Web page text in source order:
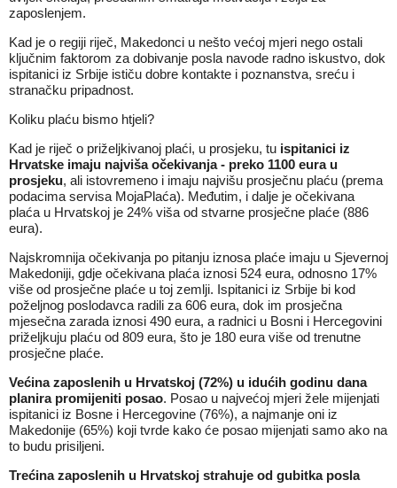
zaposlenjem.
Kad je o regiji riječ, Makedonci u nešto većoj mjeri nego ostali
ključnim faktorom za dobivanje posla navode radno iskustvo, dok
ispitanici iz Srbije ističu dobre kontakte i poznanstva, sreću i
stranačku pripadnost.
Koliku plaću bismo htjeli?
Kad je riječ o priželjkivanoj plaći, u prosjeku, tu ispitanici iz
Hrvatske imaju najviša očekivanja - preko 1100 eura u
prosjeku, ali istovremeno i imaju najvišu prosječnu plaću (prema
podacima servisa MojaPlaća). Međutim, i dalje je očekivana
plaća u Hrvatskoj je 24% viša od stvarne prosječne plaće (886
eura).
Najskromnija očekivanja po pitanju iznosa plaće imaju u Sjevernoj
Makedoniji, gdje očekivana plaća iznosi 524 eura, odnosno 17%
više od prosječne plaće u toj zemlji. Ispitanici iz Srbije bi kod
poželjnog poslodavca radili za 606 eura, dok im prosječna
mjesečna zarada iznosi 490 eura, a radnici u Bosni i Hercegovini
priželjkuju plaću od 809 eura, što je 180 eura više od trenutne
prosječne plaće.
Većina zaposlenih u Hrvatskoj (72%) u idućih godinu dana
planira promijeniti posao. Posao u najvećoj mjeri žele mijenjati
ispitanici iz Bosne i Hercegovine (76%), a najmanje oni iz
Makedonije (65%) koji tvrde kako će posao mijenjati samo ako na
to budu prisiljeni.
Trećina zaposlenih u Hrvatskoj strahuje od gubitka posla